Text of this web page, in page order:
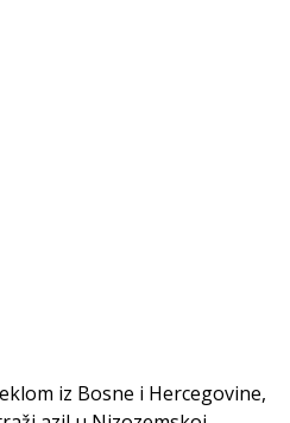
iz Bosne i Hercegovine,